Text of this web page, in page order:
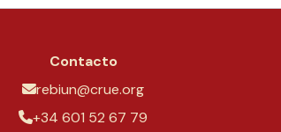
Contacto
rebiun@crue.org
+34 601 52 67 79